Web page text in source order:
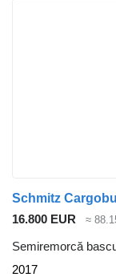
Schmitz
16.800 EUR
≈
Semiremorcă
2017